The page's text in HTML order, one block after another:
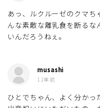
あっ、ルクルーゼのクマ
んな素敵な離乳食を断るな
いんだろうねぇ。
musashi
12年前
ひとでちゃん、よく分かっ